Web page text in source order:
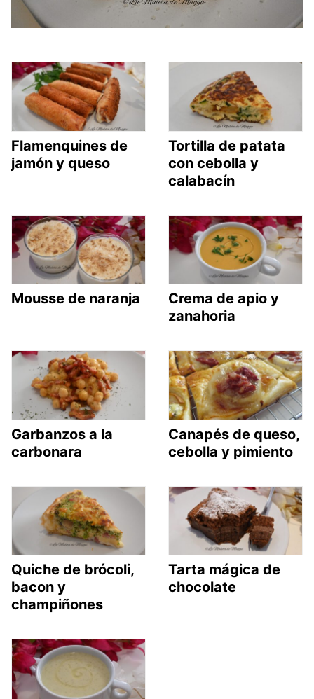
Flamenquines de
jamón y queso
Tortilla de patata
con cebolla y
calabacín
Mousse de naranja
Crema de apio y
zanahoria
Garbanzos a la
carbonara
Canapés de queso,
cebolla y pimiento
Quiche de brócoli,
bacon y
champiñones
Tarta mágica de
chocolate